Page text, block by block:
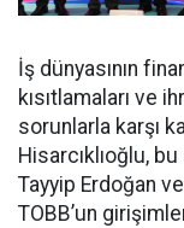
İş dünyasının
kısıtlamaları ve
sorunlarla karşı
Hisarcıklıoğlu,
Tayyip Erdoğan
TOBB’un